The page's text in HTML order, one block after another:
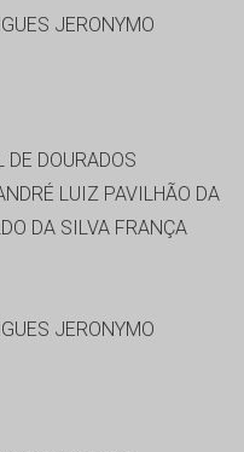
JERONYMO
DE DOURADOS
LUIZ PAVILHÃO DA
DA SILVA FRANÇA
JERONYMO